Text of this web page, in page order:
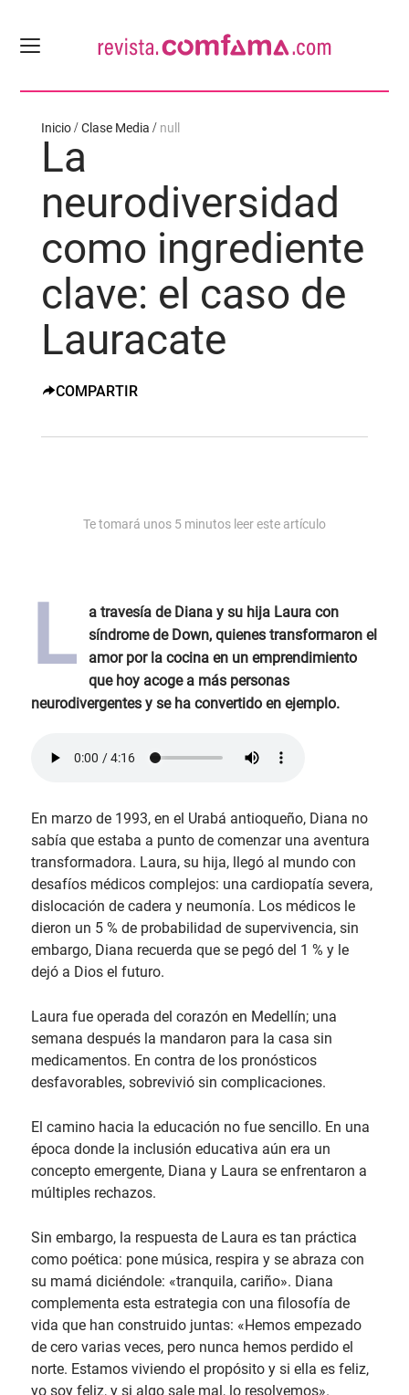
Inicio Clase Media null
La
neurodiversidad
como ingrediente
clave: el caso de
Lauracate
COMPARTIR
Te tomará unos 5 minutos leer este artículo
L
a travesía de Diana y su hija Laura con
síndrome de Down, quienes transformaron el
amor por la cocina en un emprendimiento
que hoy acoge a más personas
neurodivergentes y se ha convertido en ejemplo.
En marzo de 1993, en el Urabá antioqueño, Diana no
sabía que estaba a punto de comenzar una aventura
transformadora. Laura, su hija, llegó al mundo con
desafíos médicos complejos: una cardiopatía severa,
dislocación de cadera y neumonía. Los médicos le
dieron un 5 % de probabilidad de supervivencia, sin
embargo, Diana recuerda que se pegó del 1 % y le
dejó a Dios el futuro.
Laura fue operada del corazón en Medellín; una
semana después la mandaron para la casa sin
medicamentos. En contra de los pronósticos
desfavorables, sobrevivió sin complicaciones.
El camino hacia la educación no fue sencillo. En una
época donde la inclusión educativa aún era un
concepto emergente, Diana y Laura se enfrentaron a
múltiples rechazos.
Sin embargo, la respuesta de Laura es tan práctica
como poética: pone música, respira y se abraza con
su mamá diciéndole: «tranquila, cariño». Diana
complementa esta estrategia con una filosofía de
vida que han construido juntas: «Hemos empezado
de cero varias veces, pero nunca hemos perdido el
norte. Estamos viviendo el propósito y si ella es feliz,
yo soy feliz, y si algo sale mal, lo resolvemos».